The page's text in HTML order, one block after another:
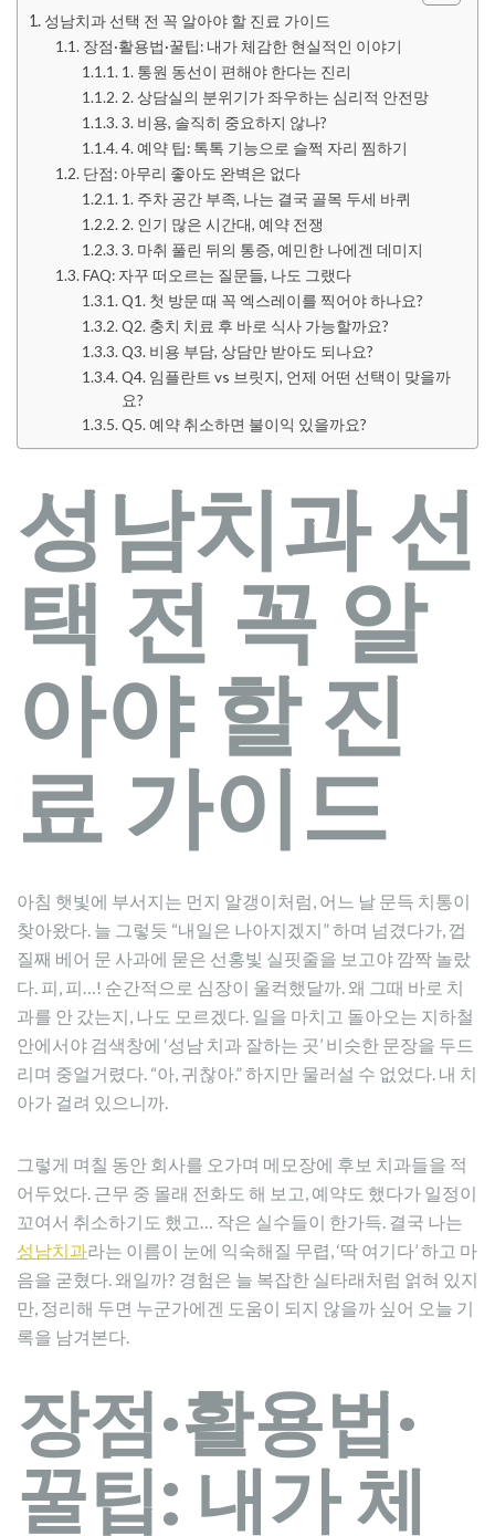
성남치과 선택 전 꼭 알아야 할 진료 가이드
장점·활용법·꿀팁: 내가 체감한 현실적인 이야기
1. 통원 동선이 편해야 한다는 진리
2. 상담실의 분위기가 좌우하는 심리적 안전망
3. 비용, 솔직히 중요하지 않나?
4. 예약 팁: 톡톡 기능으로 슬쩍 자리 찜하기
단점: 아무리 좋아도 완벽은 없다
1. 주차 공간 부족, 나는 결국 골목 두세 바퀴
2. 인기 많은 시간대, 예약 전쟁
3. 마취 풀린 뒤의 통증, 예민한 나에겐 데미지
FAQ: 자꾸 떠오르는 질문들, 나도 그랬다
Q1. 첫 방문 때 꼭 엑스레이를 찍어야 하나요?
Q2. 충치 치료 후 바로 식사 가능할까요?
Q3. 비용 부담, 상담만 받아도 되나요?
Q4. 임플란트 vs 브릿지, 언제 어떤 선택이 맞을까
요?
Q5. 예약 취소하면 불이익 있을까요?
성남치과 선
택 전 꼭 알
아야 할 진
료 가이드
아침 햇빛에 부서지는 먼지 알갱이처럼, 어느 날 문득 치통이
찾아왔다. 늘 그렇듯 “내일은 나아지겠지” 하며 넘겼다가, 껍
질째 베어 문 사과에 묻은 선홍빛 실핏줄을 보고야 깜짝 놀랐
다. 피, 피…! 순간적으로 심장이 울컥했달까. 왜 그때 바로 치
과를 안 갔는지, 나도 모르겠다. 일을 마치고 돌아오는 지하철
안에서야 검색창에 ‘성남 치과 잘하는 곳’ 비슷한 문장을 두드
리며 중얼거렸다. “아, 귀찮아.” 하지만 물러설 수 없었다. 내 치
아가 걸려 있으니까.
그렇게 며칠 동안 회사를 오가며 메모장에 후보 치과들을 적
어두었다. 근무 중 몰래 전화도 해 보고, 예약도 했다가 일정이
꼬여서 취소하기도 했고… 작은 실수들이 한가득. 결국 나는
성남치과라는 이름이 눈에 익숙해질 무렵, ‘딱 여기다’ 하고 마
음을 굳혔다. 왜일까? 경험은 늘 복잡한 실타래처럼 얽혀 있지
만, 정리해 두면 누군가에겐 도움이 되지 않을까 싶어 오늘 기
록을 남겨본다.
장점·활용법·
꿀팁: 내가 체